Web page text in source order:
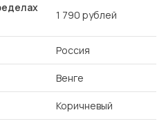
1 790 рублей
Россия
Венге
Коричневый